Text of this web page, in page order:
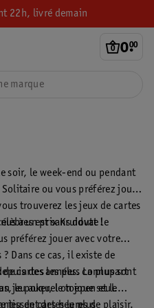
22h, livré demain
0.
00
soir, le week-end ou pendant
Solitaire ou vous préférez jouer
trouverez les jeux de cartes
à un prix Kruidvat !
est sans doute le
préférez jouer avec votre
Dans ce cas, il existe de
cartes les plus connus sont
le poker, le toepen et le
des heures de plaisir.
des années. La plupart
jeu auquel on joue seul.
jeu de cartes le plus